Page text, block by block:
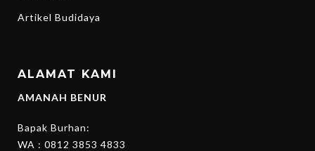
Artikel Budidaya
ALAMAT KAMI
AMANAH BENUR
Bapak Burhan:
WA : 0812 3853 4833